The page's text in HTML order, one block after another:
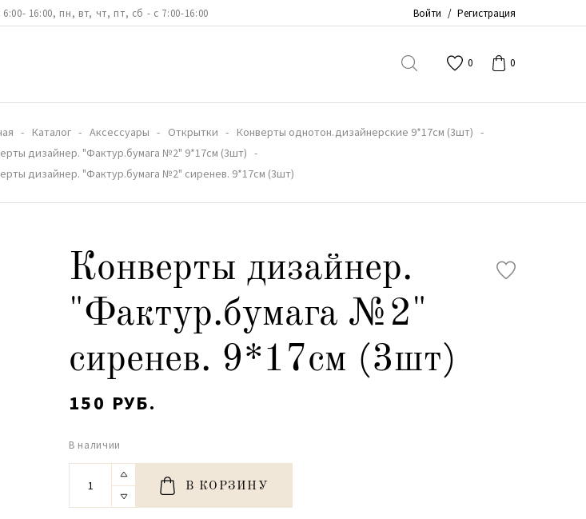
16:00, пн, вт, чт, пт, сб - с 7:00-16:00 Войти / Регистрация
0 0
Каталог Аксессуары Открытки
Конверты однотон.дизайнерские 9*17см (3шт)
дизайнер. "Фактур.бумага №2" 9*17см (3шт)
дизайнер. "Фактур.бумага №2" сиренев. 9*17см (3шт)
Конверты дизайнер.
"Фактур.бумага №2"
сиренев. 9*17см (3шт)
150 РУБ.
В наличии
В КОРЗИНУ